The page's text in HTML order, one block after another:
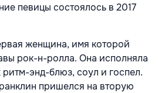
певицы состоялось в 2017
женщина, имя которой
рок-н-ролла. Она исполняла
энд-блюз, соул и госпел.
пришелся на вторую